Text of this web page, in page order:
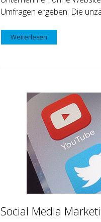
Umfragen ergeben. Die
Weiterlesen
Social Media